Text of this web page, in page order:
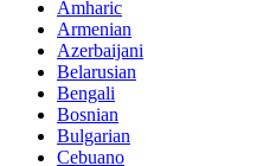
Amharic
Armenian
Azerbaijani
Belarusian
Bengali
Bosnian
Bulgarian
Cebuano